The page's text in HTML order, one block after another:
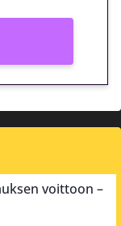
voittoon –